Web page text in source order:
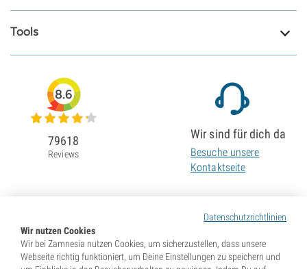
Tools
Datenschutzrichtlinien
Wir nutzen Cookies
Wir bei Zamnesia nutzen Cookies, um sicherzustellen, dass unsere
Webseite richtig funktioniert, um Deine Einstellungen zu speichern und
8.6
79618
Reviews
Wir sind für dich da
Besuche unsere
Kontaktseite